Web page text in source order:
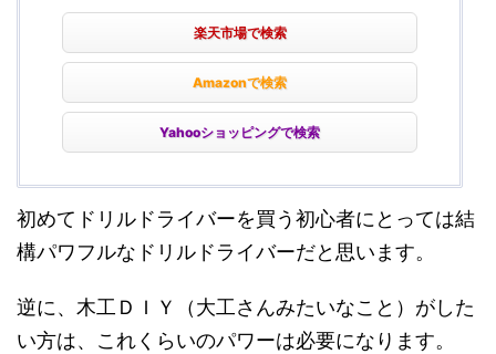
楽天市場で検索
Amazonで検索
Yahooショッピングで検索
初めてドリルドライバーを買う初心者にとっては結
構パワフルなドリルドライバーだと思います。
逆に、木工ＤＩＹ（大工さんみたいなこと）がした
い方は、これくらいのパワーは必要になります。